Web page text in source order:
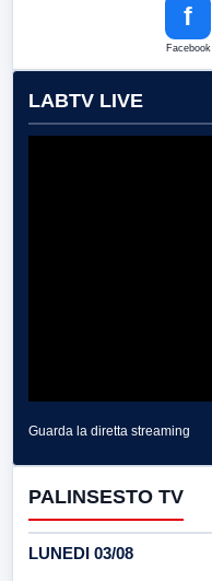
f
Facebook
LABTV LIVE
Guarda la diretta streaming
PALINSESTO TV
LUNEDI 03/08